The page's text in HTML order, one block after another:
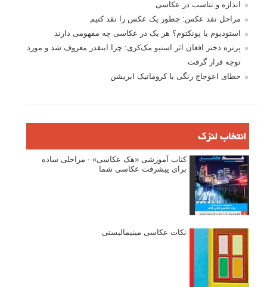
اندازه و تناسب در عکاسی
مراحل نقد عکس: چطور یک عکس را نقد کنیم
استودیوم یا پونکتوم؟ هر یک در عکاسی چه مفهومی دارند
پرتره دختر افغان اثر استیو مک‌کری: چرا اینقدر معروف شد و مورد
توجه قرار گرفت
خطای اعوجاج رنگی یا کروماتیک ابریشن
انتخاب لنزک
کتاب آموزشی «هک عکاسی» - مراحلی ساده
برای پیشرفت عکاسی شما
نکات عکاسی مینیمالیستی